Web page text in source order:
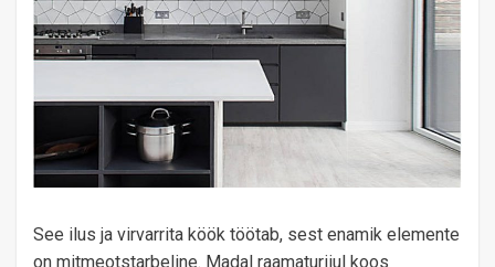
See ilus ja virvarrita köök töötab, sest enamik elemente
on mitmeotstarbeline. Madal raamaturiiul koos